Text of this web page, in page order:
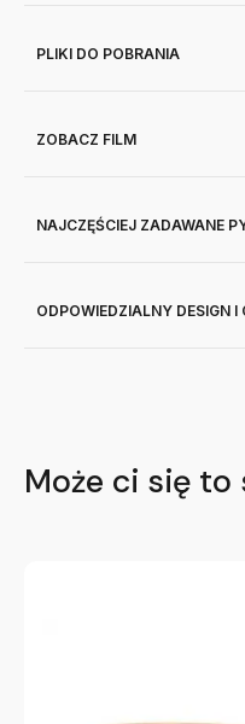
PLIKI DO POBRANIA
ZOBACZ FILM
NAJCZĘŚCIEJ ZADAWANE
ODPOWIEDZIALNY DESIGN
Może ci się